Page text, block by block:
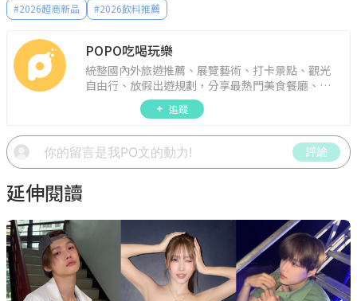
#2026超商新品 #2026飲料推薦
POPO吃喝玩樂
統整國內外旅遊推薦、展覽藝術、打卡景點、觀光
自由行、放假出遊規劃，分享最熱門美食餐廳、約
會聚餐、人氣甜點、速食手搖飲、3C科技、心理測
驗、星座運勢、生活雜貨、吃喝玩樂實用資訊。
追蹤
評論
延伸閱讀